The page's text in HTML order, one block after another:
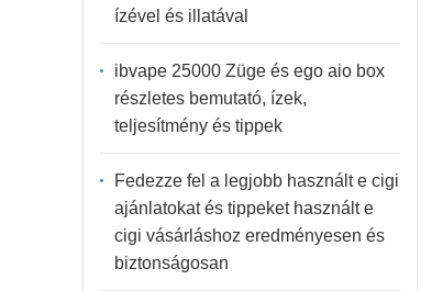
ízével és illatával
ibvape 25000 Züge és ego aio box
részletes bemutató, ízek,
teljesítmény és tippek
Fedezze fel a legjobb használt e cigi
ajánlatokat és tippeket használt e
cigi vásárláshoz eredményesen és
biztonságosan